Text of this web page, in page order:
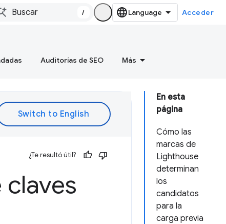
/ Acceder
Auditorías de SEO Más
En esta
página
Cómo las
marcas de
Lighthouse
determinan
los
candidatos
para la
carga previa
¿Te resultó útil?